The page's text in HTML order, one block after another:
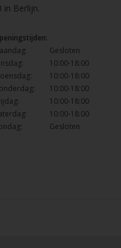
in Berlijn.
Gesloten
10:00-18:00
10:00-18:00
10:00-18:00
10:00-18:00
10:00-18:00
Gesloten